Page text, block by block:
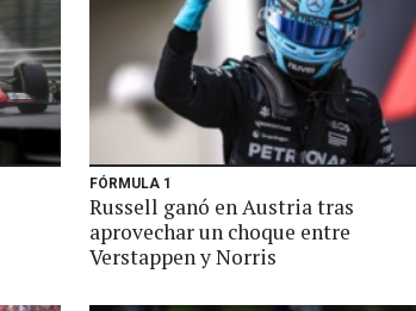
FÓRMULA 1
Russell ganó en Austria tras
aprovechar un choque entre
Verstappen y Norris